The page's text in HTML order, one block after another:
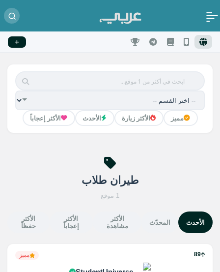
مميز الأكثر زيارة الأحدث الأكثر إعجاباً
طيران طلاب
1 موقع
الأحدث المحدّث
الأكثر
مشاهدة
الأكثر
إعجاباً
الأكثر
حفظاً
89 مميز